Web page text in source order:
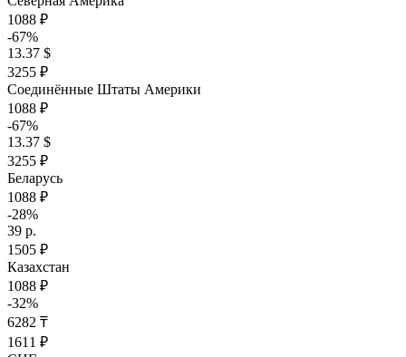
1088 ₽
-67%
13.37 $
3255 ₽
Соединённые Штаты Америки
1088 ₽
-67%
13.37 $
3255 ₽
Беларусь
1088 ₽
-28%
39 р.
1505 ₽
Казахстан
1088 ₽
-32%
6282 ₸
1611 ₽